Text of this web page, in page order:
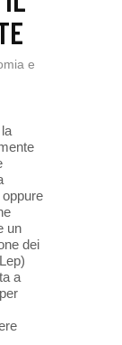
e
un
dei
a